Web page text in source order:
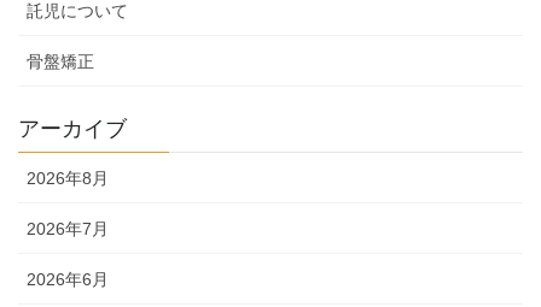
託児について
骨盤矯正
アーカイブ
2026年8月
2026年7月
2026年6月